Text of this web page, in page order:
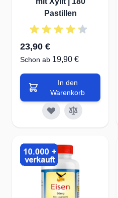
Pastillen
23,90 €
Schon ab 19,90 €
In den
Warenkorb